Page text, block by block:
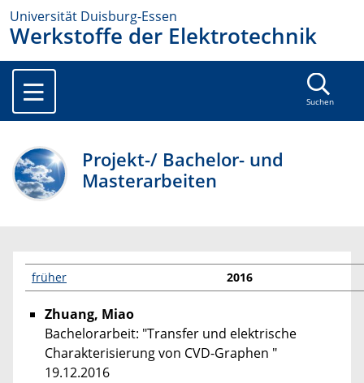
Universität Duisburg-Essen
Werkstoffe der Elektrotechnik
Suchen
Projekt-/ Bachelor- und
Masterarbeiten
früher 2016
Zhuang, Miao
Bachelorarbeit: "Transfer und elektrische
Charakterisierung von CVD-Graphen "
19.12.2016